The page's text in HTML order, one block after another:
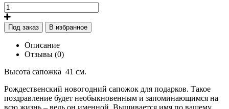
Под заказ В избранное
Описание
Отзывы (0)
Высота сапожка 41 см.
Рождественский новогодний сапожок для подарков. Такое
поздравление будет необыкновенным и запоминающимся на